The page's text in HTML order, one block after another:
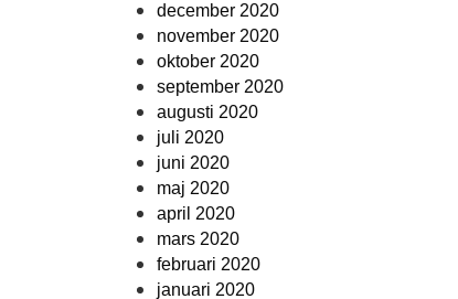
december 2020
november 2020
oktober 2020
september 2020
augusti 2020
juli 2020
juni 2020
maj 2020
april 2020
mars 2020
februari 2020
januari 2020